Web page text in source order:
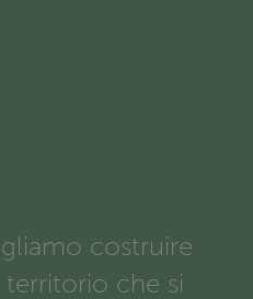
costruire
territorio che si